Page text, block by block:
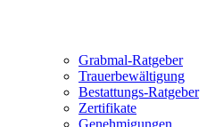
Grabmal-Ratgeber
Trauerbewältigung
Bestattungs-Ratgeber
Zertifikate
Genehmigungen